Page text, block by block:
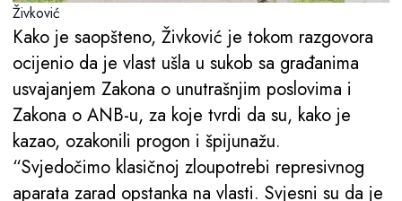
Živković
Kako je saopšteno, Živković je tokom razgovora
ocijenio da je vlast ušla u sukob sa građanima
usvajanjem Zakona o unutrašnjim poslovima i
Zakona o ANB-u, za koje tvrdi da su, kako je
kazao, ozakonili progon i špijunažu.
“Svjedočimo klasičnoj zloupotrebi represivnog
aparata zarad opstanka na vlasti. Svjesni su da je